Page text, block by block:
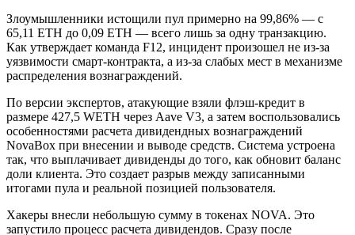
Злоумышленники истощили пул примерно на 99,86% — с
65,11 ETH до 0,09 ETH — всего лишь за одну транзакцию.
Как утверждает команда F12, инцидент произошел не из‑за
уязвимости смарт‑контракта, а из‑за слабых мест в механизме
распределения вознаграждений.
По версии экспертов, атакующие взяли флэш‑кредит в
размере 427,5 WETH через Aave V3, а затем воспользовались
особенностями расчета дивидендных вознаграждений
NovaBox при внесении и выводе средств. Система устроена
так, что выплачивает дивиденды до того, как обновит баланс
доли клиента. Это создает разрыв между записанными
итогами пула и реальной позицией пользователя.
Хакеры внесли небольшую сумму в токенах NOVA. Это
запустило процесс расчета дивидендов. Сразу после